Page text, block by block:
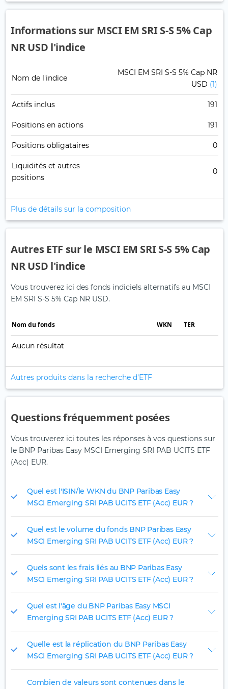
Informations sur MSCI EM SRI S-S 5% Cap
NR USD l'indice
Nom de l'indice
MSCI EM SRI S-S 5% Cap NR
USD (1)
Actifs inclus 191
Positions en actions 191
Positions obligataires 0
Liquidités et autres
positions
0
Plus de détails sur la composition
Autres ETF sur le MSCI EM SRI S-S 5% Cap
NR USD l'indice
Vous trouverez ici des fonds indiciels alternatifs au MSCI
EM SRI S-S 5% Cap NR USD.
Nom du fonds WKN TER
Aucun résultat
Autres produits dans la recherche d'ETF
Questions fréquemment posées
Vous trouverez ici toutes les réponses à vos questions sur
le BNP Paribas Easy MSCI Emerging SRI PAB UCITS ETF
(Acc) EUR.
Quel est l'ISIN/le WKN du BNP Paribas Easy
MSCI Emerging SRI PAB UCITS ETF (Acc) EUR ?
Quel est le volume du fonds BNP Paribas Easy
MSCI Emerging SRI PAB UCITS ETF (Acc) EUR ?
Quels sont les frais liés au BNP Paribas Easy
MSCI Emerging SRI PAB UCITS ETF (Acc) EUR ?
Quel est l'âge du BNP Paribas Easy MSCI
Emerging SRI PAB UCITS ETF (Acc) EUR ?
Quelle est la réplication du BNP Paribas Easy
MSCI Emerging SRI PAB UCITS ETF (Acc) EUR ?
Combien de valeurs sont contenues dans le